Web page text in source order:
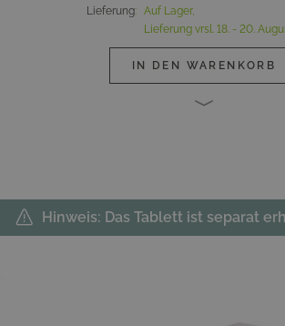
Lieferung:
Auf Lager,
Lieferung vrsl. 18. - 20.
IN DEN WARENKORB
Hinweis: Das Tablett ist separat